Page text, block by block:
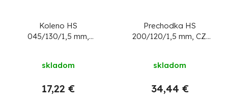
Koleno HS
045/130/1,5 mm,
spájanie rúr dymovodu
skladom
17,22 €
Prechodka HS
200/120/1,5 mm, CZ:
skladom
34,44 €